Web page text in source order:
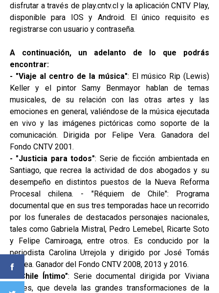
disfrutar a través de play.cntv.cl y la aplicación CNTV Play,
disponible para IOS y Android. El único requisito es
registrarse con usuario y contraseña.
A continuación, un adelanto de lo que podrás
encontrar:
- "Viaje al centro de la música": El músico Rip (Lewis)
Keller y el pintor Samy Benmayor hablan de temas
musicales, de su relación con las otras artes y las
emociones en general, valiéndose de la música ejecutada
en vivo y las imágenes pictóricas como soporte de la
comunicación. Dirigida por Felipe Vera. Ganadora del
Fondo CNTV 2001.
- "Justicia para todos": Serie de ficción ambientada en
Santiago, que recrea la actividad de dos abogados y su
desempeño en distintos puestos de la Nueva Reforma
Procesal chilena. - "Réquiem de Chile": Programa
documental que en sus tres temporadas hace un recorrido
por los funerales de destacados personajes nacionales,
tales como Gabriela Mistral, Pedro Lemebel, Ricarte Soto
y Felipe Camiroaga, entre otros. Es conducido por la
periodista Carolina Urrejola y dirigido por José Tomás
Correa. Ganador del Fondo CNTV 2008, 2013 y 2016.
"Chile Íntimo": Serie documental dirigida por Viviana
Flores, que devela las grandes transformaciones de la